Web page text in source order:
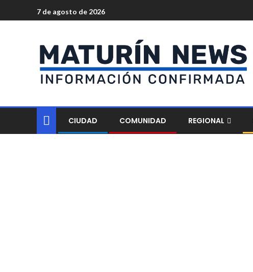
7 de agosto de 2026
CIUDAD COMUNIDAD REGIONAL